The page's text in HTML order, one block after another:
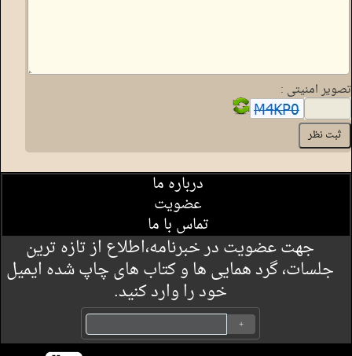
تصویر امنیتی :
درباره ما
عضویت
تماس با ما
جهت عضویت در خبرنامه،اطلاع از تازه ترین
جلسات، گرد همایی ها و کتاب های چاپ شده ایمیل
خود را وارد کنید.